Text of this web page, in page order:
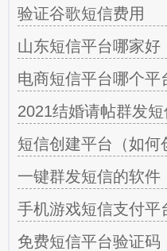
验证谷歌短信费用
山东短信平台哪家好
电商短信平台哪个平
2021结婚请帖群发
短信创建平台（如何
一键群发短信的软件
手机游戏短信支付平
免费短信平台验证